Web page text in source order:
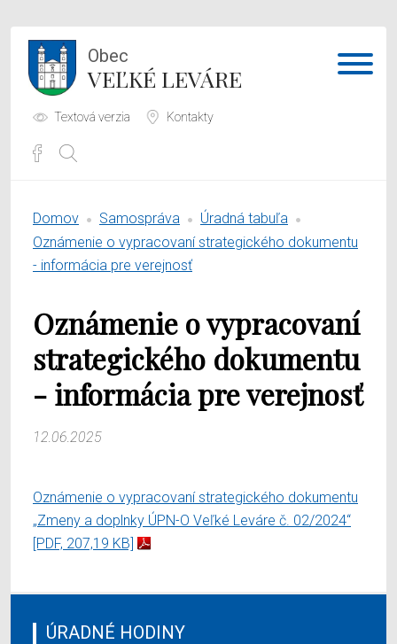
Obec
VEĽKÉ LEVÁRE
Textová verzia Kontakty
Samospráva
O obci
Domov Samospráva
Úradná tabuľa
Oznámenie o vypracovaní strategického dokumentu
- informácia pre verejnosť
Oznámenie o vypracovaní
strategického dokumentu
- informácia pre verejnosť
12.06.2025
Oznámenie o vypracovaní strategického dokumentu
„Zmeny a doplnky ÚPN-O Veľké Leváre č. 02/2024“
[PDF, 207,19 KB]
ÚRADNÉ HODINY